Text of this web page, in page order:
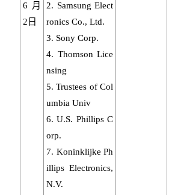
6月
2日
2. Samsung Elect
ronics Co., Ltd.
3. Sony Corp.
4. Thomson Lice
nsing
5. Trustees of Col
umbia Univ
6. U.S. Phillips C
orp.
7. Koninklijke Ph
illips Electronics,
N.V.